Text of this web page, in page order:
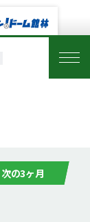
次の3ヶ月